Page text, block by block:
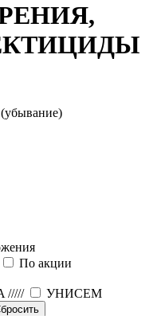
По акции
/////
УНИСЕМ